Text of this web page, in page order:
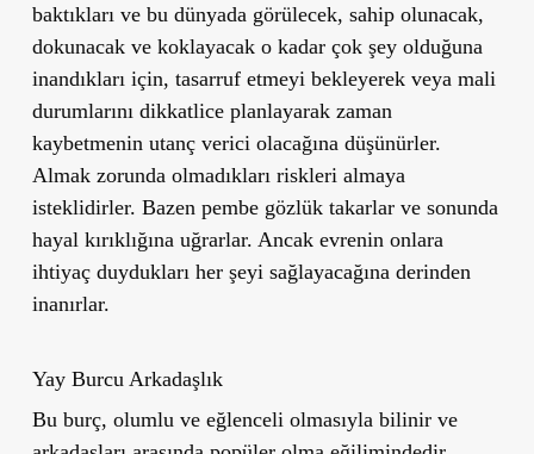
baktıkları ve bu dünyada görülecek, sahip olunacak,
dokunacak ve koklayacak o kadar çok şey olduğuna
inandıkları için, tasarruf etmeyi bekleyerek veya mali
durumlarını dikkatlice planlayarak zaman
kaybetmenin utanç verici olacağına düşünürler.
Almak zorunda olmadıkları riskleri almaya
isteklidirler. Bazen pembe gözlük takarlar ve sonunda
hayal kırıklığına uğrarlar. Ancak evrenin onlara
ihtiyaç duydukları her şeyi sağlayacağına derinden
inanırlar.
Yay Burcu Arkadaşlık
Bu burç, olumlu ve eğlenceli olmasıyla bilinir ve